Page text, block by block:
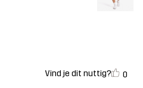
Vind je dit nuttig? 0